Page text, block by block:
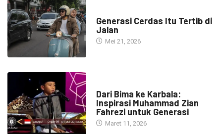
Generasi Cerdas Itu Tertib di
Jalan
Mei 21, 2026
Dari Bima ke Karbala:
Inspirasi Muhammad Zian
Fahrezi untuk Generasi
Maret 11, 2026